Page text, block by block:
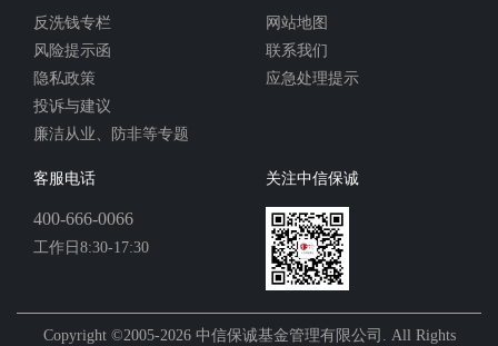
反洗钱专栏
风险提示函
隐私政策
投诉与建议
廉洁从业、防非等专题
网站地图
联系我们
应急处理提示
客服电话
400-666-0066
工作日8:30-17:30
关注中信保诚
Copyright ©2005-2026 中信保诚基金管理有限公司. All Rights